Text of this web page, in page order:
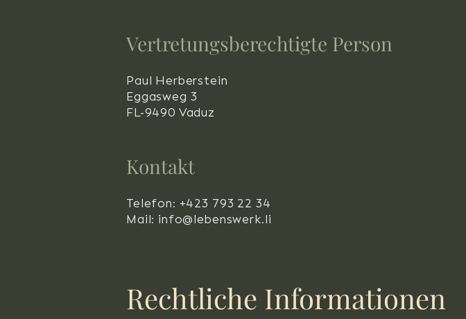
Vertretungsberechtigte Person
Paul Herberstein
Eggasweg 3
FL-9490 Vaduz
Kontakt
Telefon: +423 793 22 34
Mail: info@lebenswerk.li
Rechtliche Informationen